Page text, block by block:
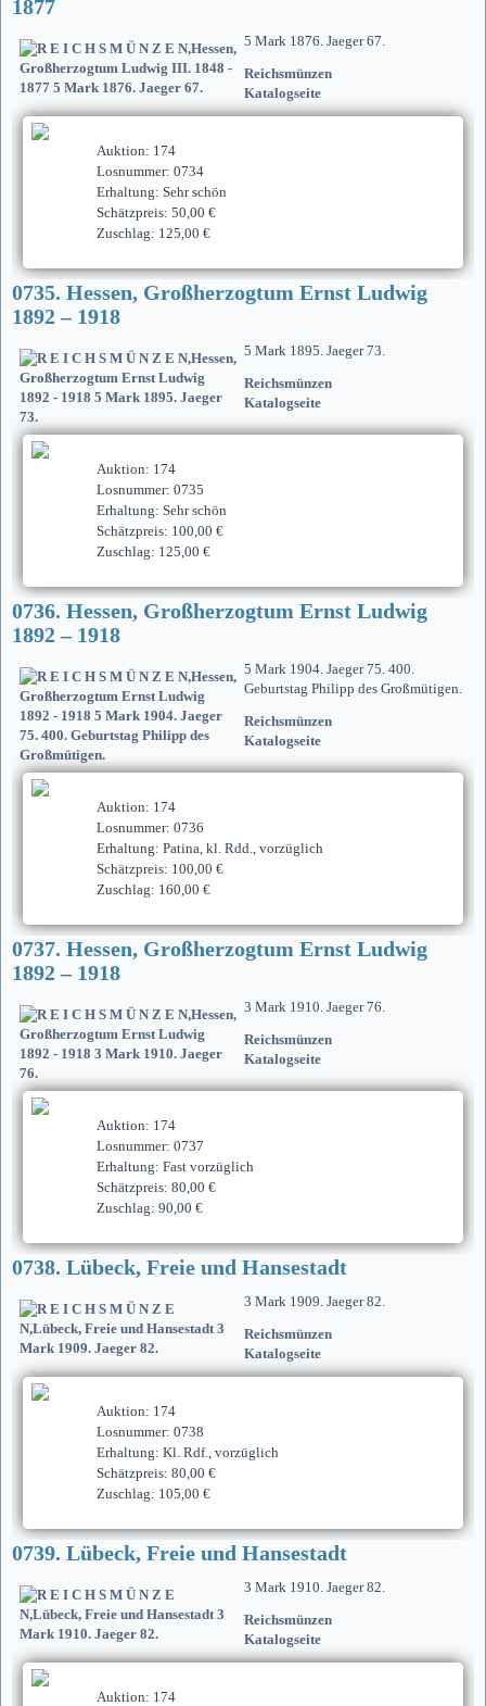
1877
5 Mark 1876. Jaeger 67.
Reichsmünzen
Katalogseite
Auktion: 174
Losnummer: 0734
Erhaltung: Sehr schön
Schätzpreis: 50,00 €
Zuschlag: 125,00 €
0735. Hessen, Großherzogtum Ernst Ludwig
1892 – 1918
5 Mark 1895. Jaeger 73.
Reichsmünzen
Katalogseite
Auktion: 174
Losnummer: 0735
Erhaltung: Sehr schön
Schätzpreis: 100,00 €
Zuschlag: 125,00 €
0736. Hessen, Großherzogtum Ernst Ludwig
1892 – 1918
5 Mark 1904. Jaeger 75. 400.
Geburtstag Philipp des Großmütigen.
Reichsmünzen
Katalogseite
Auktion: 174
Losnummer: 0736
Erhaltung: Patina, kl. Rdd., vorzüglich
Schätzpreis: 100,00 €
Zuschlag: 160,00 €
0737. Hessen, Großherzogtum Ernst Ludwig
1892 – 1918
3 Mark 1910. Jaeger 76.
Reichsmünzen
Katalogseite
Auktion: 174
Losnummer: 0737
Erhaltung: Fast vorzüglich
Schätzpreis: 80,00 €
Zuschlag: 90,00 €
0738. Lübeck, Freie und Hansestadt
3 Mark 1909. Jaeger 82.
Reichsmünzen
Katalogseite
Auktion: 174
Losnummer: 0738
Erhaltung: Kl. Rdf., vorzüglich
Schätzpreis: 80,00 €
Zuschlag: 105,00 €
0739. Lübeck, Freie und Hansestadt
3 Mark 1910. Jaeger 82.
Reichsmünzen
Katalogseite
Auktion: 174